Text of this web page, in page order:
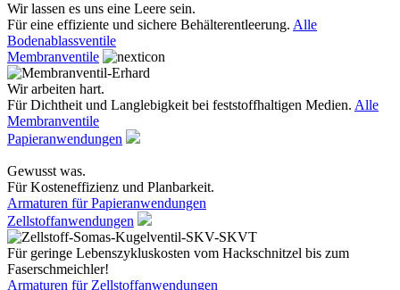
Wir lassen es uns eine Leere sein.
Für eine effiziente und sichere Behälterentleerung. Alle
Bodenablassventile
Membranventile
Wir arbeiten hart.
Für Dichtheit und Langlebigkeit bei feststoffhaltigen Medien. Alle
Membranventile
Papieranwendungen
Gewusst was.
Für Kosteneffizienz und Planbarkeit.
Armaturen für Papieranwendungen
Zellstoffanwendungen
Für geringe Lebenszykluskosten vom Hackschnitzel bis zum
Faserschmeichler!
Armaturen für Zellstoffanwendungen